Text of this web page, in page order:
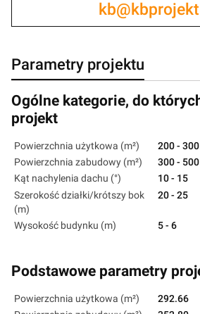
Parametry projektu
Ogólne kategorie, do
projekt
Powierzchnia użytkowa (m²)
200 - 300
Powierzchnia zabudowy (m²)
300 - 500
Kąt nachylenia dachu (°)
10 - 15
Szerokość działki/krótszy bok
(m)
20 - 25
Wysokość budynku (m) 5 - 6
Podstawowe parametry
Powierzchnia użytkowa (m²)
292.66